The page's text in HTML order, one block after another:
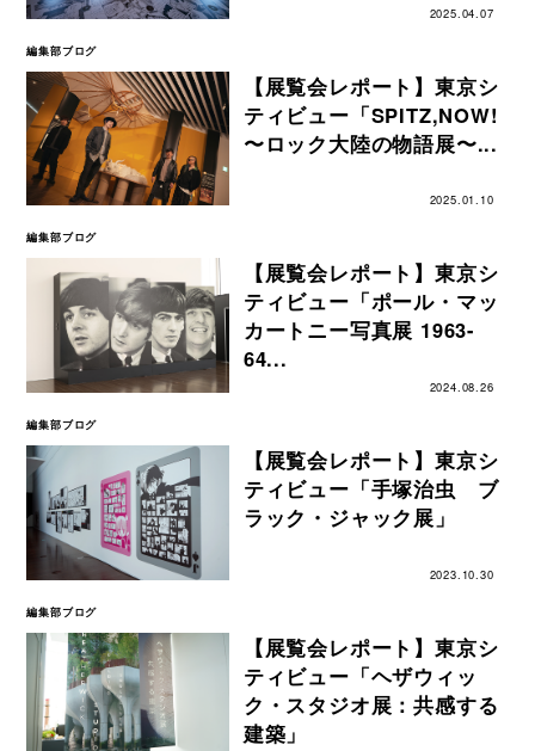
2025.04.07
編集部ブログ
【展覧会レポート】東京シ
ティビュー「SPITZ,NOW!
〜ロック大陸の物語展〜...
2025.01.10
編集部ブログ
【展覧会レポート】東京シ
ティビュー「ポール・マッ
カートニー写真展 1963-
64...
2024.08.26
編集部ブログ
【展覧会レポート】東京シ
ティビュー「手塚治虫 ブ
ラック・ジャック展」
2023.10.30
編集部ブログ
【展覧会レポート】東京シ
ティビュー「ヘザウィッ
ク・スタジオ展：共感する
建築」